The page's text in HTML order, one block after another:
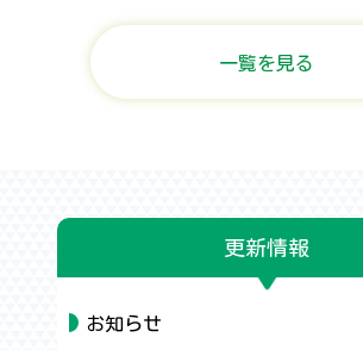
一覧を見る
更新情報
お知らせ